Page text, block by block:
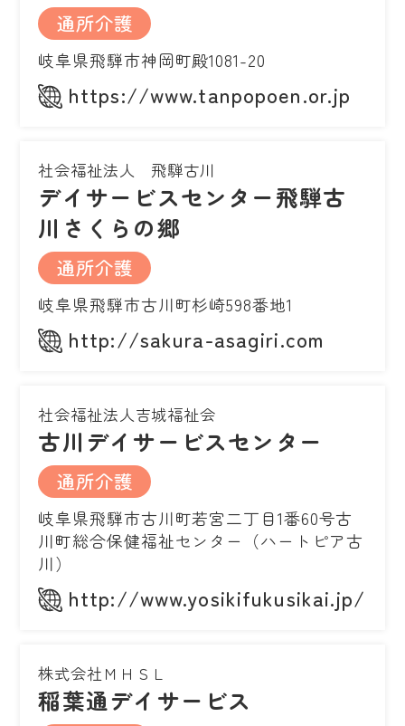
通所介護
岐阜県飛騨市神岡町殿1081-20
https://www.tanpopoen.or.jp
社会福祉法人 飛騨古川
デイサービスセンター飛騨古
川さくらの郷
通所介護
岐阜県飛騨市古川町杉崎598番地1
http://sakura-asagiri.com
社会福祉法人吉城福祉会
古川デイサービスセンター
通所介護
岐阜県飛騨市古川町若宮二丁目1番60号古
川町総合保健福祉センター（ハートピア古
川）
http://www.yosikifukusikai.jp/
株式会社ＭＨＳＬ
稲葉通デイサービス